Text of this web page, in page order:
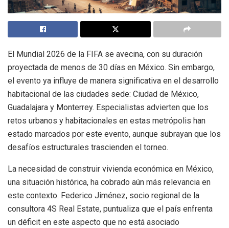
El Mundial 2026 de la FIFA se avecina, con su duración
proyectada de menos de 30 días en México. Sin embargo,
el evento ya influye de manera significativa en el desarrollo
habitacional de las ciudades sede: Ciudad de México,
Guadalajara y Monterrey. Especialistas advierten que los
retos urbanos y habitacionales en estas metrópolis han
estado marcados por este evento, aunque subrayan que los
desafíos estructurales trascienden el torneo.
La necesidad de construir vivienda económica en México,
una situación histórica, ha cobrado aún más relevancia en
este contexto. Federico Jiménez, socio regional de la
consultora 4S Real Estate, puntualiza que el país enfrenta
un déficit en este aspecto que no está asociado